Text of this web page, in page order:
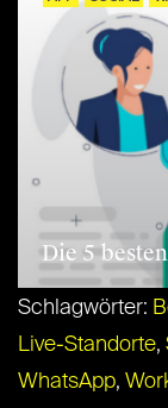
Die 5
Schlagwörter:
Live-Standorte,
WhatsApp,